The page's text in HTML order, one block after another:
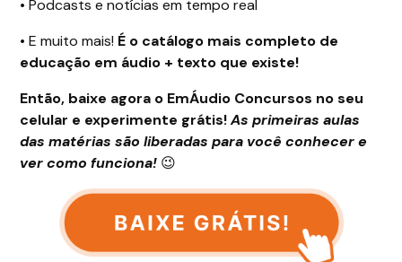
• Podcasts e notícias em tempo real
• E muito mais! É o catálogo mais completo de
educação em áudio + texto que existe!
Então, baixe agora o EmÁudio Concursos no seu
celular e experimente grátis!As primeiras aulas
das matérias são liberadas para você conhecer e
ver como funciona! 😉